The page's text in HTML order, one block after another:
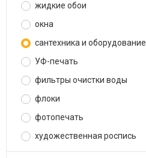
жидкие обои
окна
сантехника и оборудование
УФ-печать
фильтры очистки воды
флоки
фотопечать
художественная роспись